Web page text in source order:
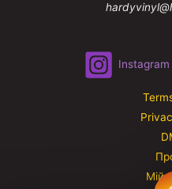
Instagram
Мій